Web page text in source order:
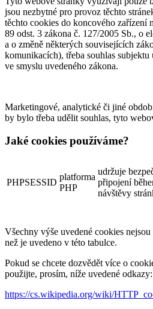
jsou nezbytné pro provoz těchto
těchto cookies do koncového zařízení
89 odst. 3 zákona č. 127/2005 Sb., o
a o změně některých souvisejících
komunikacích), třeba souhlas subjektu
ve smyslu uvedeného zákona.
Marketingové, analytické či jiné
by bylo třeba udělit souhlas, tyto
Jaké cookies používáme?
PHPSESSID
platforma
PHP
udržuje
připojení
návštěvy
Všechny výše uvedené cookies
než je uvedeno v této tabulce.
Pokud se chcete dozvědět více o
použijte, prosím, níže uvedené odkazy:
https://cs.wikipedia.org/wiki/